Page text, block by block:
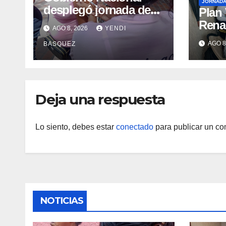
desplegó jornada de
vacunación en La
Guaira para garantizar
protección
epidemiológica
AGO 8, 2026 YENDI
BASQUEZ
Plan
AGO
Deja una respuesta
Lo siento, debes estar conectado para publicar un
NOTICIAS